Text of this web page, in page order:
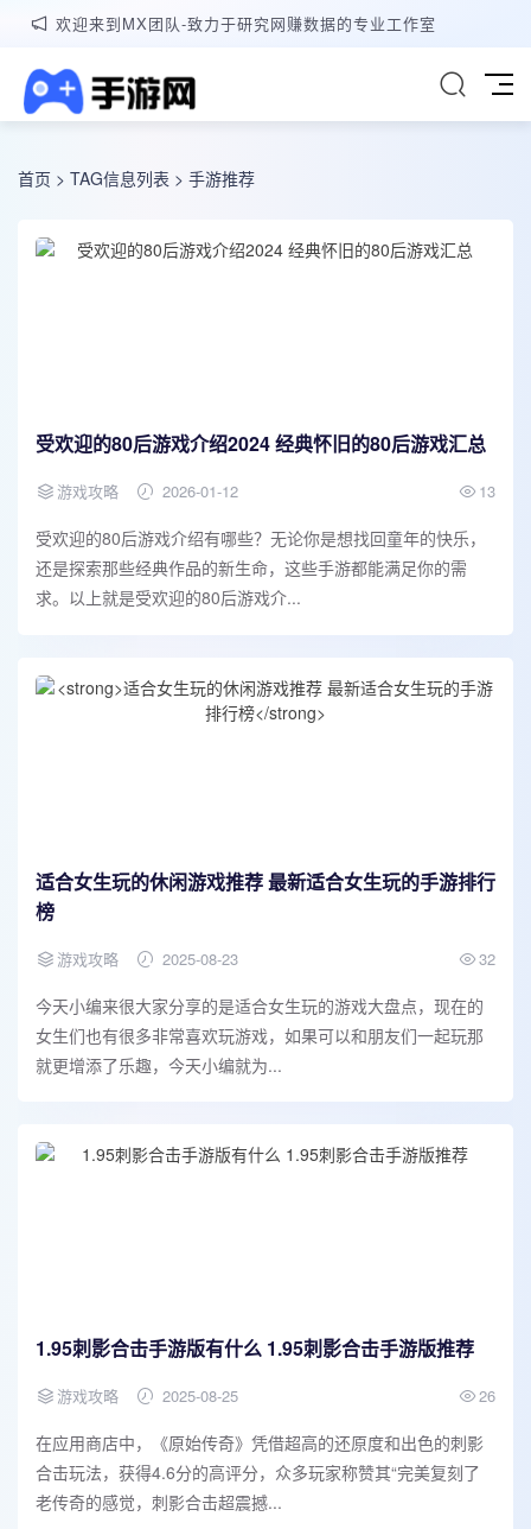
欢迎来到MX团队-致力于研究网赚数据的专业工作室
首页 > TAG信息列表 > 手游推荐
受欢迎的80后游戏介绍2024 经典怀旧的80后游戏汇总
游戏攻略 2026-01-12 13
受欢迎的80后游戏介绍有哪些？无论你是想找回童年的快乐，
还是探索那些经典作品的新生命，这些手游都能满足你的需
求。以上就是受欢迎的80后游戏介...
适合女生玩的休闲游戏推荐 最新适合女生玩的手游排行
榜
游戏攻略 2025-08-23 32
今天小编来很大家分享的是适合女生玩的游戏大盘点，现在的
女生们也有很多非常喜欢玩游戏，如果可以和朋友们一起玩那
就更增添了乐趣，今天小编就为...
1.95刺影合击手游版有什么 1.95刺影合击手游版推荐
游戏攻略 2025-08-25 26
在应用商店中，《原始传奇》凭借超高的还原度和出色的刺影
合击玩法，获得4.6分的高评分，众多玩家称赞其“完美复刻了
老传奇的感觉，刺影合击超震撼...